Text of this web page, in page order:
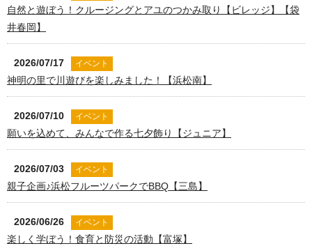
自然と遊ぼう！クルージングとアユのつかみ取り【ビレッジ】【袋
井春岡】
2026/07/17 イベント
神明の里で川遊びを楽しみました！【浜松南】
2026/07/10 イベント
願いを込めて、みんなで作る七夕飾り【ジュニア】
2026/07/03 イベント
親子企画♪浜松フルーツパークでBBQ【三島】
2026/06/26 イベント
楽しく学ぼう！食育と防災の活動【富塚】